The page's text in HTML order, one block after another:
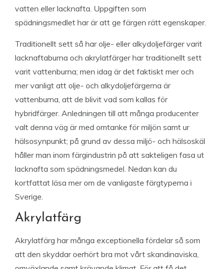
vatten eller lacknafta. Uppgiften som
spädningsmedlet har är att ge färgen rätt egenskaper.
Traditionellt sett så har olje- eller alkydoljefärger varit
lacknaftaburna och akrylatfärger har traditionellt sett
varit vattenburna; men idag är det faktiskt mer och
mer vanligt att olje- och alkydoljefärgerna är
vattenburna, att de blivit vad som kallas för
hybridfärger. Anledningen till att många producenter
valt denna väg är med omtanke för miljön samt ur
hälsosynpunkt; på grund av dessa miljö- och hälsoskäl
håller man inom färgindustrin på att sakteligen fasa ut
lacknafta som spädningsmedel. Nedan kan du
kortfattat läsa mer om de vanligaste färgtyperna i
Sverige.
Akrylatfärg
Akrylatfärg har många exceptionella fördelar så som
att den skyddar oerhört bra mot vårt skandinaviska,